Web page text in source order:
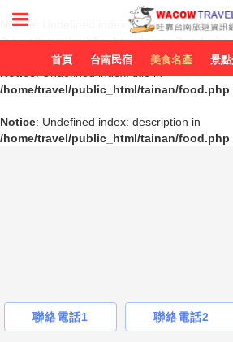
Notice
: Undefined index: title in
/home/travel/public_html/tainan/food.php
/home/travel/public_html/tainan/food.php
Notice: Undefined index: description in
/home/travel/public_html/tainan/food.php
首頁 台南民宿 美食名產 景
聯絡電話1 聯絡電話2